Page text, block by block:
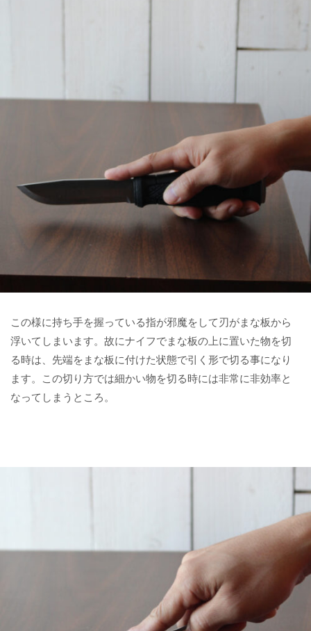
この様に持ち手を握っている指が邪魔をして刃がまな板から
浮いてしまいます。故にナイフでまな板の上に置いた物を切
る時は、先端をまな板に付けた状態で引く形で切る事になり
ます。この切り方では細かい物を切る時には非常に非効率と
なってしまうところ。